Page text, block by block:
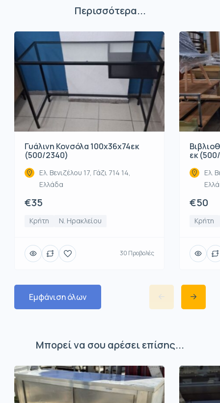
Περισσότερα...
Γυάλινη Κονσόλα 100x36x74εκ
(500/2340)
Ελ. Βενιζέλου 17, Γάζι 714 14,
Ελλάδα
€35
Κρήτη Ν. Ηρακλείου
30 Προβολές
εκ
Ελ.
€50
Κρήτη
Εμφάνιση όλων
Μπορεί να σου αρέσει επίσης...